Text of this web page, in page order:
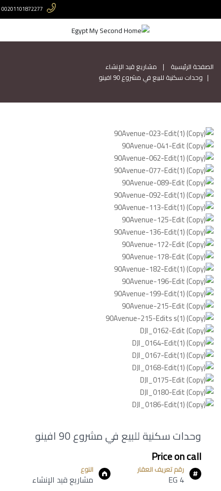
00201101872277
الصفحة الرئيسية
مشاريع قيد الإنشاء
وحدات سكنية للبيع في مشروع 90 افينو
وحدات سكنية للبيع في مشروع 90 افينو
Price on call
رقم تعريف العقار
EG 4
النوع
مشاريع قيد الإنشاء